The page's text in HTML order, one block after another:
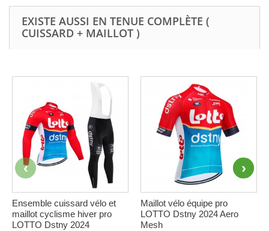
EXISTE AUSSI EN TENUE COMPLÈTE (
CUISSARD + MAILLOT )
Ensemble cuissard vélo et
maillot cyclisme hiver pro
LOTTO Dstny 2024
Maillot vélo équipe pro
LOTTO Dstny 2024 Aero
Mesh